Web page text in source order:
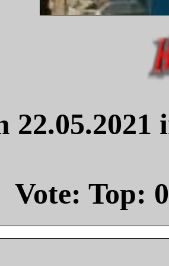
Vote: Top: 0